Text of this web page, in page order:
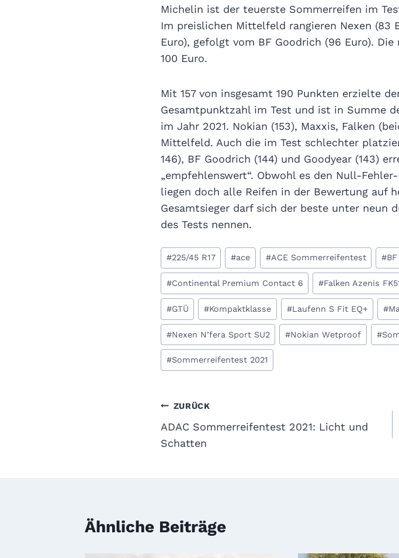
Michelin ist der teuerste Sommerreifen im
Im preislichen Mittelfeld rangieren Nexen (83
Euro), gefolgt vom BF Goodrich (96 Euro).
100 Euro.
Mit 157 von insgesamt 190 Punkten erzielte
Gesamtpunktzahl im Test und ist in Summe
im Jahr 2021. Nokian (153), Maxxis, Falken
Mittelfeld. Auch die im Test schlechter
146), BF Goodrich (144) und Goodyear (143)
„empfehlenswert“. Obwohl es den Null-
liegen doch alle Reifen in der Bewertung auf
Gesamtsieger darf sich der beste unter neun
des Tests nennen.
Schlagworte:
#225/45 R17 #ace #ACE Sommerreifentest #
#Continental Premium Contact 6 #Falken Azenis
#GTÜ #Kompaktklasse #Laufenn S Fit EQ+ #
#Nexen N’fera Sport SU2 #Nokian Wetproof #
#Sommerreifentest 2021
Beitragsnavigation
ZURÜCK
ADAC Sommerreifentest 2021: Licht und
Schatten
Ähnliche Beiträge